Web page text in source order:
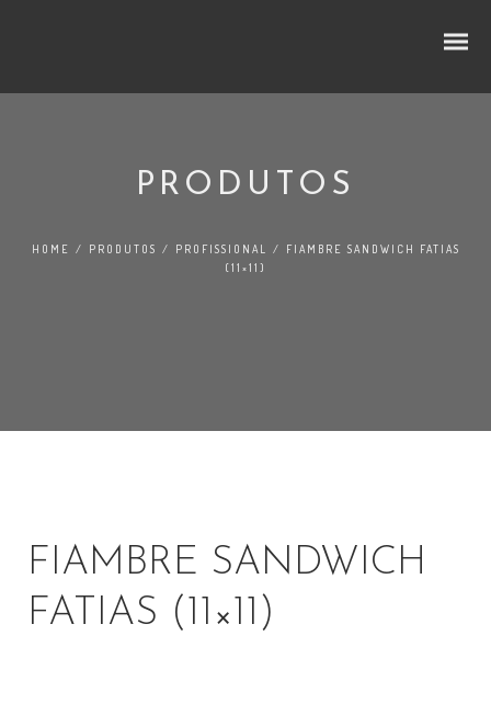
TRADIÇÃO
PROFISSIONAL
PRODUTOS
HOME / PRODUTOS / PROFISSIONAL /
FIAMBRE SANDWICH FATIAS
(11×11)
FIAMBRE SANDWICH
FATIAS (11×11)